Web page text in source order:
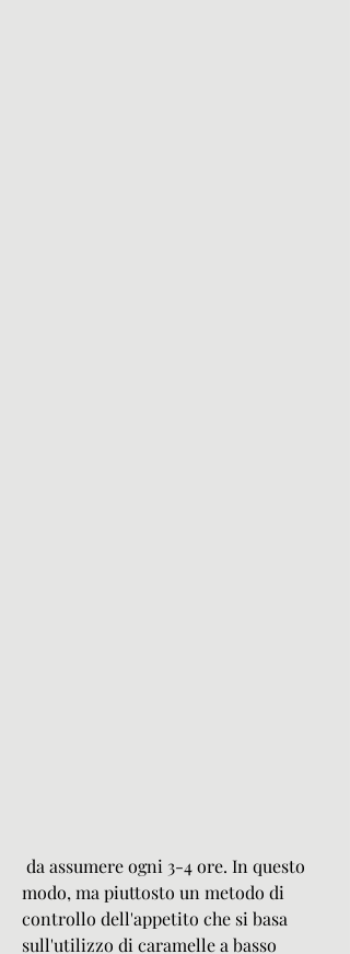
modo, ma piuttosto un metodo di
controllo dell'appetito che si basa
sull'utilizzo di caramelle a basso